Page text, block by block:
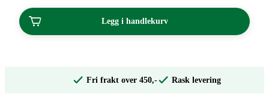
kroner.
Legg i handlekurv
Fri frakt over 450,- Rask levering